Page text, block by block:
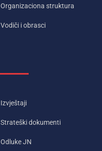
Organizaciona struktura
Vodiči i obrasci
Izvještaji
Strateški dokumenti
Odluke JN